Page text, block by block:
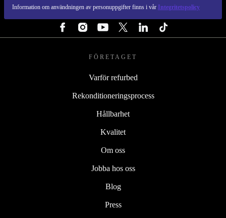
Information om användningen av personuppgifter finns i vår Integritetspolicy
FÖLJ OSS
FÖRETAGET
Varför refurbed
Rekonditioneringsprocess
Hållbarhet
Kvalitet
Om oss
Jobba hos oss
Blog
Press